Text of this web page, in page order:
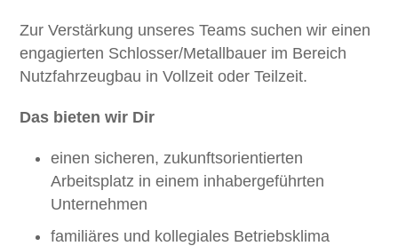
Zur Verstärkung unseres Teams suchen wir einen
engagierten Schlosser/Metallbauer im Bereich
Nutzfahrzeugbau in Vollzeit oder Teilzeit.
Das bieten wir Dir
einen sicheren, zukunftsorientierten
Arbeitsplatz in einem inhabergeführten
Unternehmen
familiäres und kollegiales Betriebsklima